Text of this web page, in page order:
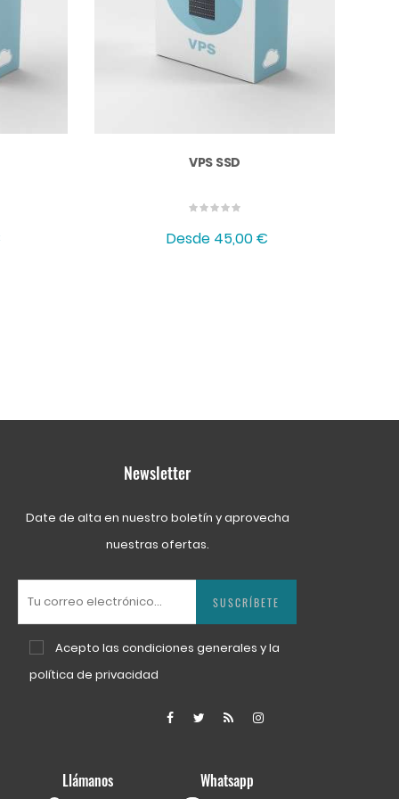
VPS SSD
Desde 45,00 €
Newsletter
Date de alta en nuestro boletín y aprovecha
nuestras ofertas.
Acepto las condiciones generales y la
política de privacidad
SUSCRÍBETE
FacebookTwitterRss
Llámanos Whatsapp